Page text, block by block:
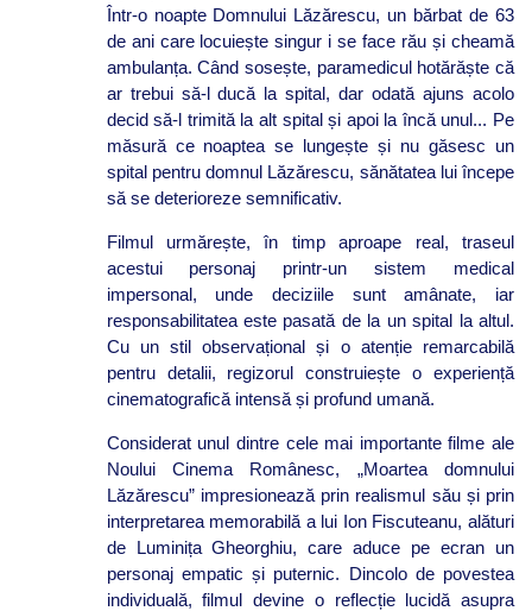
Într-o noapte Domnului Lăzărescu, un bărbat de 63
de ani care locuiește singur i se face rău și cheamă
ambulanța. Când sosește, paramedicul hotărăște că
ar trebui să-l ducă la spital, dar odată ajuns acolo
decid să-l trimită la alt spital și apoi la încă unul... Pe
măsură ce noaptea se lungește și nu găsesc un
spital pentru domnul Lăzărescu, sănătatea lui începe
să se deterioreze semnificativ.
Filmul urmărește, în timp aproape real, traseul
acestui personaj printr-un sistem medical
impersonal, unde deciziile sunt amânate, iar
responsabilitatea este pasată de la un spital la altul.
Cu un stil observațional și o atenție remarcabilă
pentru detalii, regizorul construiește o experiență
cinematografică intensă și profund umană.
Considerat unul dintre cele mai importante filme ale
Noului Cinema Românesc, „Moartea domnului
Lăzărescu” impresionează prin realismul său și prin
interpretarea memorabilă a lui Ion Fiscuteanu, alături
de Luminița Gheorghiu, care aduce pe ecran un
personaj empatic și puternic. Dincolo de povestea
individuală, filmul devine o reflecție lucidă asupra